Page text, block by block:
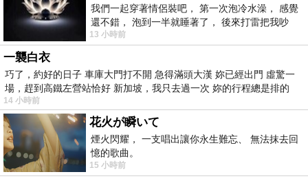
我們一起穿著情侶裝吧， 第一次泡冷水澡， 感覺
還不錯， 泡到一半就睡著了， 後來打雷把我吵
醒， 手
13 小時前
一襲白衣
巧了，約好的日子 車庫大門打不開 急得滿頭大漢 妳已經出門 虛驚一
場，趕到高鐵左營站恰好 新加坡，我只去過一次 妳的行程總是排的
14 小時前
花火が瞬いて
煙火閃耀， 一支唱出讓你永生難忘、 無法抹去回
憶的歌曲。
15 小時前